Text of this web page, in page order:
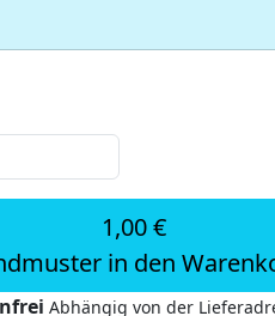
1,00 €
in den
Abhängig von der